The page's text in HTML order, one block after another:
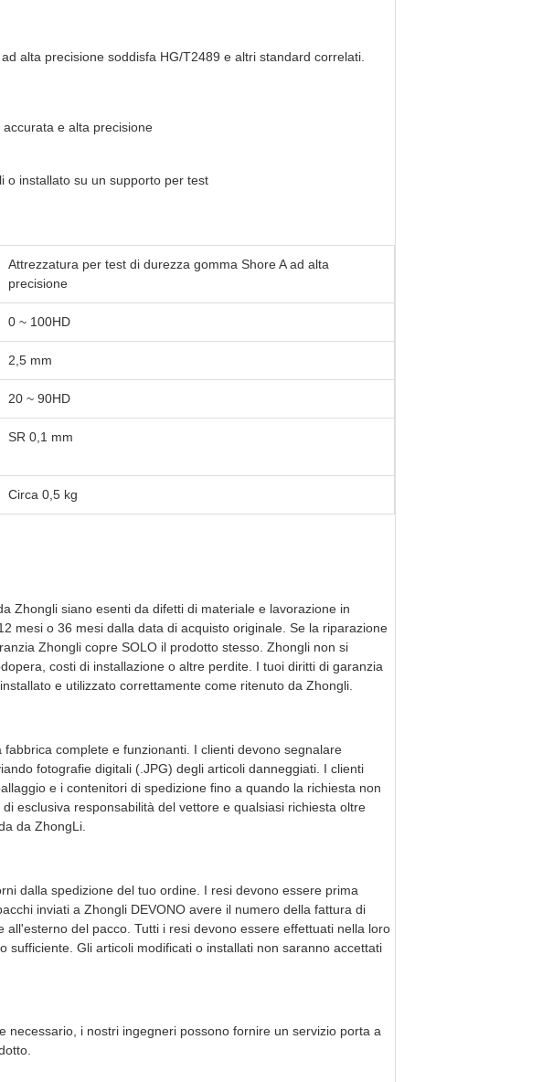
alta precisione soddisfa HG/T2489 e altri standard correlati.
e alta precisione
o installato su un supporto per test
Attrezzatura per test di durezza gomma Shore A ad alta
precisione
0 ~ 100HD
2,5 mm
20 ~ 90HD
SR 0,1 mm
Circa 0,5 kg
Zhongli siano esenti da difetti di materiale e lavorazione in
mesi o 36 mesi dalla data di acquisto originale. Se la riparazione
Zhongli copre SOLO il prodotto stesso. Zhongli non si
costi di installazione o altre perdite. I tuoi diritti di garanzia
e utilizzato correttamente come ritenuto da Zhongli.
complete e funzionanti. I clienti devono segnalare
fotografie digitali (.JPG) degli articoli danneggiati. I clienti
e i contenitori di spedizione fino a quando la richiesta non
esclusiva responsabilità del vettore e qualsiasi richiesta oltre
da ZhongLi.
dalla spedizione del tuo ordine. I resi devono essere prima
inviati a Zhongli DEVONO avere il numero della fattura di
del pacco. Tutti i resi devono essere effettuati nella loro
sufficiente. Gli articoli modificati o installati non saranno accettati
necessario, i nostri ingegneri possono fornire un servizio porta a